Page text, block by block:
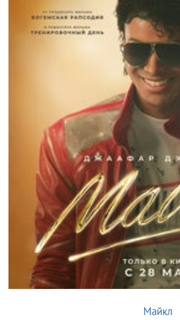
Майкл